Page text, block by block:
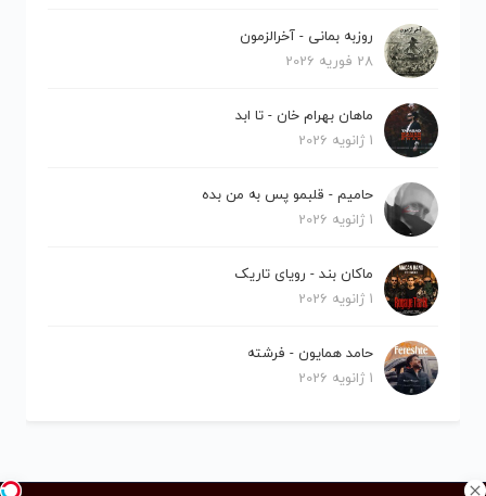
روزبه بمانی - آخرالزمون
28 فوریه 2026
ماهان بهرام خان - تا ابد
1 ژانویه 2026
حامیم - قلبمو پس به من بده
1 ژانویه 2026
ماکان بند - رویای تاریک
1 ژانویه 2026
حامد همایون - فرشته
1 ژانویه 2026